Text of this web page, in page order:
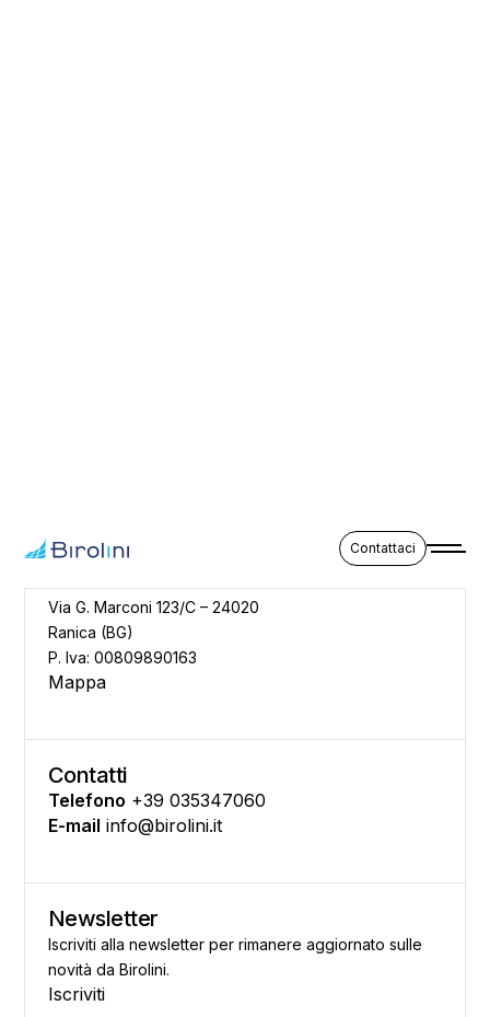
Contattaci
Via G. Marconi 123/C – 24020
Ranica (BG)
P. Iva: 00809890163
Mappa
Contatti
Telefono +39 035347060
E-mail info@birolini.it
Newsletter
Iscriviti alla newsletter per rimanere aggiornato sulle
novità da Birolini.
Iscriviti